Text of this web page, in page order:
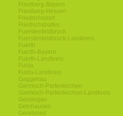
Friedberg-Bayern
Friedberg-Hessen
Friedrichsdorf
Friedrichshafen
Fuerstenfeldbruck
Fuerstenfeldbruck-Landkreis
Fuerth
Fuerth-Bayern
Fuerth-Landkreis
Fulda
Fulda-Landkreis
Gaggenau
Garmisch-Partenkirchen
Garmisch-Partenkirchen-Landkreis
Geislingen
Gelnhausen
Geretsried